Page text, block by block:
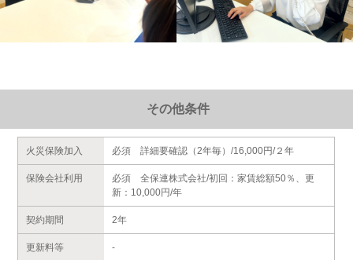
その他条件
火災保険加入 必須 詳細要確認（2年毎）/16,000円/２年
保険会社利用
必須 全保連株式会社/初回：家賃総額50％、更
新：10,000円/年
契約期間 2年
更新料等 -